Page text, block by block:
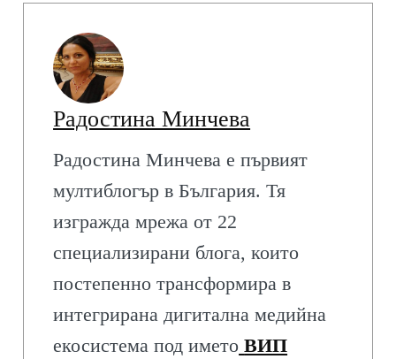
Радостина Минчева
Радостина Минчева е първият
мултиблогър в България. Тя
изгражда мрежа от 22
специализирани блога, които
постепенно трансформира в
интегрирана дигитална медийна
екосистема под името ВИП